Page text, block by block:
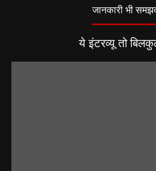
जानकारी भी
ये इंटरव्यू तो